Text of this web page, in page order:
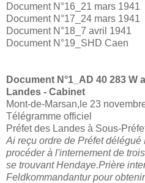
Document N°16_21 mars 1941
Document N°17_24 mars 1941
Document N°18_7 avril 1941
Document N°19_SHD Caen
Document N°1_AD 40 283 W
Landes - Cabinet
Mont-de-Marsan,le 23
Télégramme officiel
Préfet des Landes à Sous-
Ai reçu ordre de Préfet
procéder à l'internement de
se trouvant Hendaye.Prière
Feldkommandantur pour